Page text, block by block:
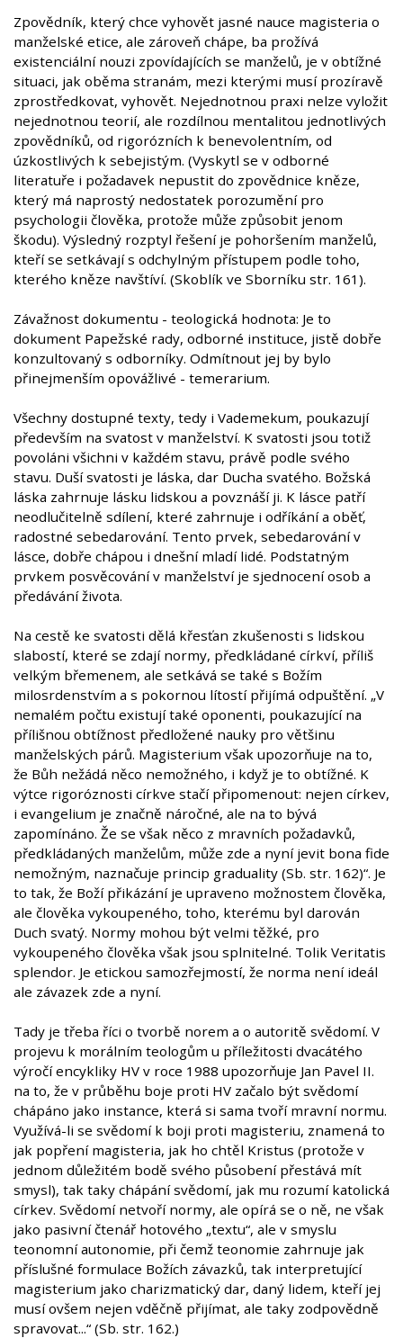
Zpovědník, který chce vyhovět jasné nauce magisteria o
manželské etice, ale zároveň chápe, ba prožívá
existenciální nouzi zpovídajících se manželů, je v obtížné
situaci, jak oběma stranám, mezi kterými musí prozíravě
zprostředkovat, vyhovět. Nejednotnou praxi nelze vyložit
nejednotnou teorií, ale rozdílnou mentalitou jednotlivých
zpovědníků, od rigorózních k benevolentním, od
úzkostlivých k sebejistým. (Vyskytl se v odborné
literatuře i požadavek nepustit do zpovědnice kněze,
který má naprostý nedostatek porozumění pro
psychologii člověka, protože může způsobit jenom
škodu). Výsledný rozptyl řešení je pohoršením manželů,
kteří se setkávají s odchylným přístupem podle toho,
kterého kněze navštíví. (Skoblík ve Sborníku str. 161).
Závažnost dokumentu - teologická hodnota: Je to
dokument Papežské rady, odborné instituce, jistě dobře
konzultovaný s odborníky. Odmítnout jej by bylo
přinejmenším opovážlivé - temerarium.
Všechny dostupné texty, tedy i Vademekum, poukazují
především na svatost v manželství. K svatosti jsou totiž
povoláni všichni v každém stavu, právě podle svého
stavu. Duší svatosti je láska, dar Ducha svatého. Božská
láska zahrnuje lásku lidskou a povznáší ji. K lásce patří
neodlučitelně sdílení, které zahrnuje i odříkání a oběť,
radostné sebedarování. Tento prvek, sebedarování v
lásce, dobře chápou i dnešní mladí lidé. Podstatným
prvkem posvěcování v manželství je sjednocení osob a
předávání života.
Na cestě ke svatosti dělá křesťan zkušenosti s lidskou
slabostí, které se zdají normy, předkládané církví, příliš
velkým břemenem, ale setkává se také s Božím
milosrdenstvím a s pokornou lítostí přijímá odpuštění. „V
nemalém počtu existují také oponenti, poukazující na
přílišnou obtížnost předložené nauky pro většinu
manželských párů. Magisterium však upozorňuje na to,
že Bůh nežádá něco nemožného, i když je to obtížné. K
výtce rigoróznosti církve stačí připomenout: nejen církev,
i evangelium je značně náročné, ale na to bývá
zapomínáno. Že se však něco z mravních požadavků,
předkládaných manželům, může zde a nyní jevit bona fide
nemožným, naznačuje princip graduality (Sb. str. 162)“. Je
to tak, že Boží přikázání je upraveno možnostem člověka,
ale člověka vykoupeného, toho, kterému byl darován
Duch svatý. Normy mohou být velmi těžké, pro
vykoupeného člověka však jsou splnitelné. Tolik Veritatis
splendor. Je etickou samozřejmostí, že norma není ideál
ale závazek zde a nyní.
Tady je třeba říci o tvorbě norem a o autoritě svědomí. V
projevu k morálním teologům u příležitosti dvacátého
výročí encykliky HV v roce 1988 upozorňuje Jan Pavel II.
na to, že v průběhu boje proti HV začalo být svědomí
chápáno jako instance, která si sama tvoří mravní normu.
Využívá-li se svědomí k boji proti magisteriu, znamená to
jak popření magisteria, jak ho chtěl Kristus (protože v
jednom důležitém bodě svého působení přestává mít
smysl), tak taky chápání svědomí, jak mu rozumí katolická
církev. Svědomí netvoří normy, ale opírá se o ně, ne však
jako pasivní čtenář hotového „textu“, ale v smyslu
teonomní autonomie, při čemž teonomie zahrnuje jak
příslušné formulace Božích závazků, tak interpretující
magisterium jako charizmatický dar, daný lidem, kteří jej
musí ovšem nejen vděčně přijímat, ale taky zodpovědně
spravovat...“ (Sb. str. 162.)